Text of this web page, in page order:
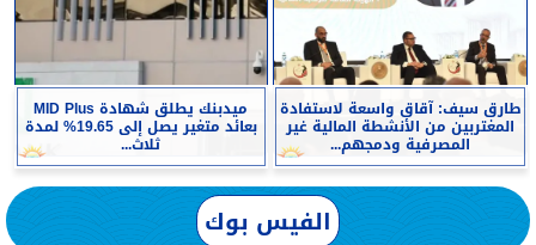
طارق سيف: آقاق واسعة لاستفادة
المغتربين من الأنشطة المالية غير
المصرفية ودمجهم...
ميدبنك يطلق شهادة MID Plus
بعائد متغير يصل إلى 19.65% لمدة
ثلاث...
الفيس بوك